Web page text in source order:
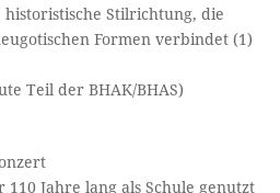
historistische Stilrichtung, die
Formen verbindet (1)
Teil der BHAK/BHAS)
110 Jahre lang als Schule genutzt